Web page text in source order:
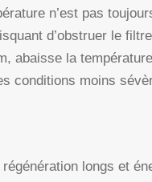
n’est pas
d’obstruer le
abaisse la
conditions moins
longs et